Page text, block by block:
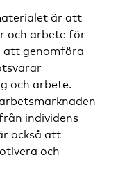
är att
och arbete för
att genomföra
och arbete.
individens
också att
och